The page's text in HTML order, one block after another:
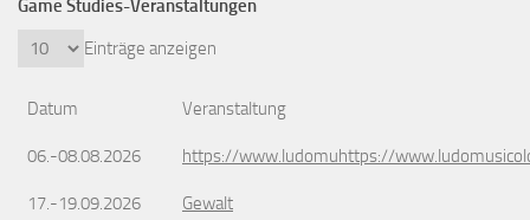
Game Studies-Veranstaltungen
Einträge anzeigen
Datum Veranstaltung
06.-08.08.2026 https://www.ludomuhttps://
17.-19.09.2026 Gewalt